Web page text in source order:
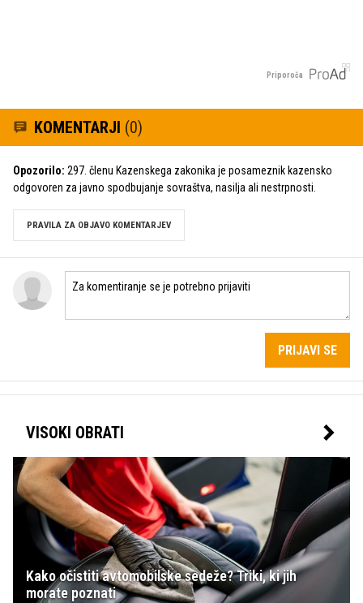
Priporoča
KOMENTARJI (0)
Opozorilo: 297. členu Kazenskega zakonika je posameznik kazensko
odgovoren za javno spodbujanje sovraštva, nasilja ali nestrpnosti.
PRAVILA ZA OBJAVO KOMENTARJEV
PRIJAVI SE
VISOKI OBRATI
Kako očistiti avtomobilske sedeže? Triki, ki jih
morate poznati